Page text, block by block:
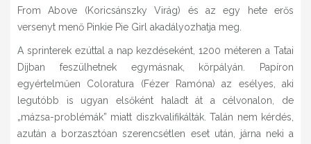
From Above (Koricsánszky Virág) és az egy hete erős
versenyt menő Pinkie Pie Girl akadályozhatja meg.
A sprinterek ezúttal a nap kezdéseként, 1200 méteren a Tatai
Díjban feszülhetnek egymásnak, körpályán. Papíron
egyértelműen Coloratura (Fézer Ramóna) az esélyes, aki
legutóbb is ugyan elsőként haladt át a célvonalon, de
„mázsa-problémák” miatt diszkvalifikálták. Talán nem kérdés,
azután a borzasztóan szerencsétlen eset után, járna neki a